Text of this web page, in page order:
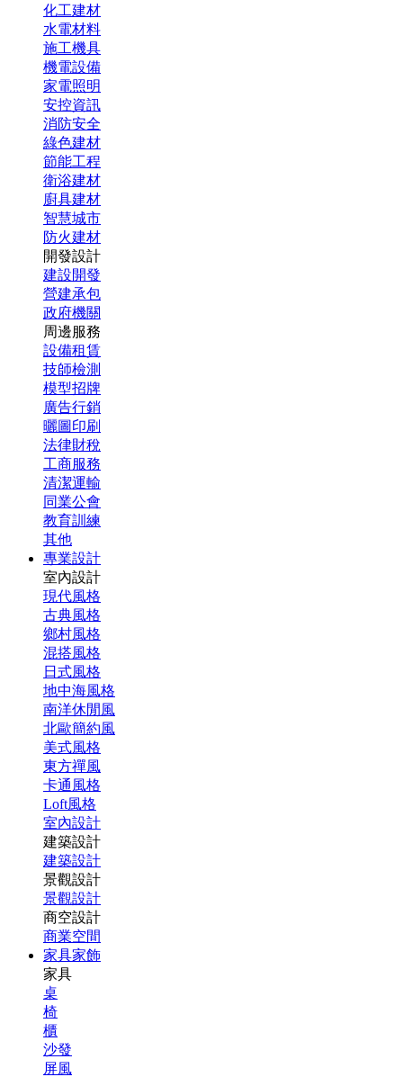
化工建材
水電材料
施工機具
機電設備
家電照明
安控資訊
消防安全
綠色建材
節能工程
衛浴建材
廚具建材
智慧城市
防火建材
開發設計
建設開發
營建承包
政府機關
周邊服務
設備租賃
技師檢測
模型招牌
廣告行銷
曬圖印刷
法律財稅
工商服務
清潔運輸
同業公會
教育訓練
其他
專業設計
室內設計
現代風格
古典風格
鄉村風格
混搭風格
日式風格
地中海風格
南洋休閒風
北歐簡約風
美式風格
東方禪風
卡通風格
Loft風格
室內設計
建築設計
建築設計
景觀設計
景觀設計
商空設計
商業空間
家具家飾
家具
桌
椅
櫃
沙發
屏風